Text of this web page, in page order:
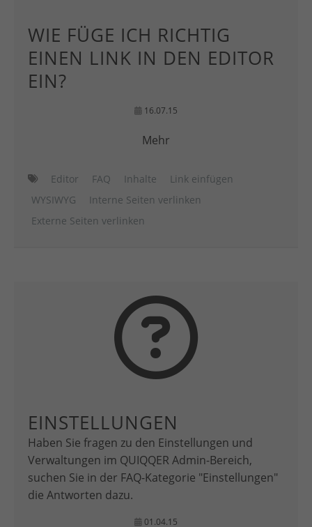
WIE FÜGE ICH RICHTIG
EINEN LINK IN DEN EDITOR
EIN?
16.07.15
Mehr
Editor FAQ Inhalte
Link einfügen
WYSIWYG
Interne Seiten verlinken
Externe Seiten verlinken
EINSTELLUNGEN
Haben Sie fragen zu den Einstellungen und
Verwaltungen im QUIQQER Admin-Bereich,
suchen Sie in der FAQ-Kategorie "Einstellungen"
die Antworten dazu.
01.04.15